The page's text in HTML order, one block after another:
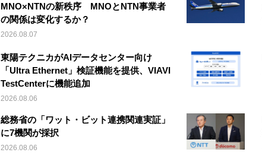
MNO×NTNの新秩序 MNOとNTN事業者
の関係は変化するか？
2026.08.07
東陽テクニカがAIデータセンター向け
「Ultra Ethernet」検証機能を提供、VIAVI
TestCenterに機能追加
2026.08.06
総務省の「ワット・ビット連携関連実証」
に7機関が採択
2026.08.06